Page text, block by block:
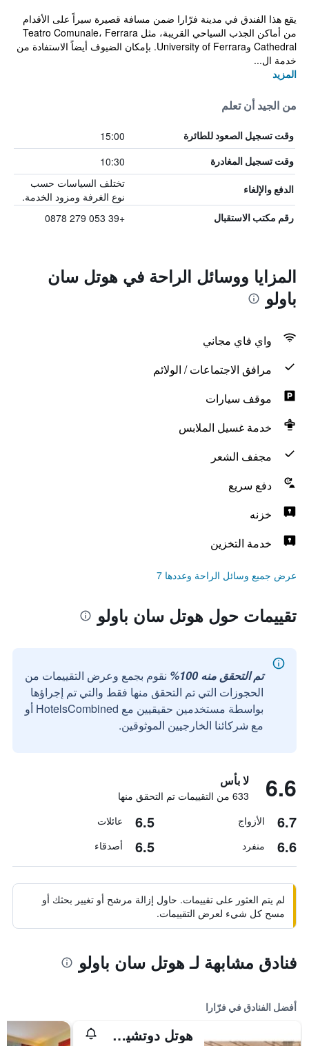
يقع هذا الفندق في مدينة فرّارا ضمن مسافة قصيرة سيراً على الأقدام
من أماكن الجذب السياحي القريبة، مثل Teatro Comunale، Ferrara
Cathedral وUniversity of Ferrara. بإمكان الضيوف أيضاً الاستفادة من
خدمة ال...
المزيد
من الجيد أن تعلم
وقت تسجيل الصعود للطائرة 15:00
وقت تسجيل المغادرة 10:30
الدفع والإلغاء
تختلف السياسات حسب
نوع الغرفة ومزود الخدمة.
رقم مكتب الاستقبال +39 053 279 0878
المزايا ووسائل الراحة في هوتل سان
باولو
واي فاي مجاني
مرافق الاجتماعات / الولائم
موقف سيارات
خدمة غسيل الملابس
مجفف الشعر
دفع سريع
خزنه
خدمة التخزين
عرض جميع وسائل الراحة وعددها 7
تقييمات حول هوتل سان باولو
تم التحقق منه 100%
نقوم بجمع وعرض التقييمات من
الحجوزات التي تم التحقق منها فقط والتي تم إجراؤها
بواسطة مستخدمين حقيقيين مع HotelsCombined أو
مع شركائنا الخارجيين الموثوقين.
6.6 لا بأس
633 من التقييمات تم التحقق منها
6.7 الأزواج 6.5 عائلات
6.6 منفرد 6.5 أصدقاء
لم يتم العثور على تقييمات. حاول إزالة مرشح أو تغيير بحثك أو
مسح كل شيء لعرض التقييمات.
فنادق مشابهة لـ هوتل سان باولو
أفضل الفنادق في فرّارا
هوتل دوتشيسا إيزابيلا كوليكشن باي جسا هوتلز